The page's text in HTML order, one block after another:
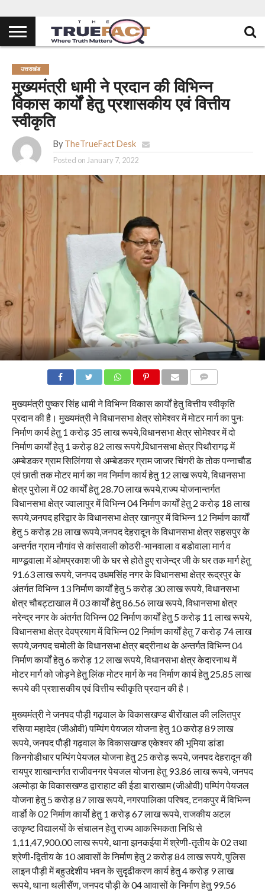
उत्तराखंड
मुख्यमंत्री धामी ने प्रदान की विभिन्न
विकास कार्यों हेतु प्रशासकीय एवं वित्तीय
स्वीकृति
By TheTrueFact Desk
Posted on January 7, 2022
मुख्यमंत्री पुष्कर सिंह धामी ने विभिन्न विकास कार्यों हेतु वित्तीय स्वीकृति
प्रदान की है। मुख्यमंत्री ने विधानसभा क्षेत्र सोमेश्वर में मोटर मार्ग का पुनः
निर्माण कार्य हेतु 1 करोड़ 35 लाख रूपये,विधानसभा क्षेत्र सोमेश्वर में दो
निर्माण कार्यों हेतु 1 करोड़ 82 लाख रूपये,विधानसभा क्षेत्र पिथौरागढ़ में
अम्बेडकर ग्राम सिलिंगया से अम्बेडकर ग्राम जाजर चिंगरी के तोक पन्नाचौड
एवं छाती तक मोटर मार्ग का नव निर्माण कार्य हेतु 12 लाख रूपये, विधानसभा
क्षेत्र पुरोला में 02 कार्यों हेतु 28.70 लाख रूपये,राज्य योजनान्तर्गत
विधानसभा क्षेत्र ज्वालापुर में विभिन्न 04 निर्माण कार्यों हेतु 2 करोड़ 18 लाख
रूपये,जनपद हरिद्वार के विधानसभा क्षेत्र खानपुर में विभिन्न 12 निर्माण कार्यों
हेतु 5 करोड़ 28 लाख रूपये,जनपद देहरादून के विधानसभा क्षेत्र सहसपुर के
अन्तर्गत ग्राम नौगांव से कांसवाली कोठरी-भानवाला व बडोवाला मार्ग व
माण्डूवाला में ओमप्रकाश जी के घर से होते हुए राजेन्द्र जी के घर तक मार्ग हेतु
91.63 लाख रूपये, जनपद उधमसिंह नगर के विधानसभा क्षेत्र रूद्रपुर के
अंतर्गत विभिन्न 13 निर्माण कार्यों हेतु 5 करोड़ 30 लाख रूपये, विधानसभा
क्षेत्र चौबट्टाखाल में 03 कार्यों हेतु 86.56 लाख रूपये, विधानसभा क्षेत्र
नरेन्द्र नगर के अंतर्गत विभिन्न 02 निर्माण कार्यों हेतु 5 करोड़ 11 लाख रूपये,
विधानसभा क्षेत्र देवप्रयाग में विभिन्न 02 निर्माण कार्यों हेतु 7 करोड़ 74 लाख
रूपये,जनपद चमोली के विधानसभा क्षेत्र बद्रीनाथ के अन्तर्गत विभिन्न 04
निर्माण कार्यों हेतु 6 करोड़ 12 लाख रूपये, विधानसभा क्षेत्र केदारनाथ में
मोटर मार्ग को जोड़ने हेतु लिंक मोटर मार्ग के नव निर्माण कार्य हेतु 25.85 लाख
रूपये की प्रशासकीय एवं वित्तीय स्वीकृति प्रदान की है।
मुख्यमंत्री ने जनपद पौड़ी गढ़वाल के विकासखण्ड बीरोंखाल की ललितपुर
रसिया महादेव (जीओवी) पम्पिंग पेयजल योजना हेतु 10 करोड़ 89 लाख
रूपये, जनपद पौड़ी गढ़वाल के विकासखण्ड एकेश्वर की भूमिया डांडा
किनगोडीधार पम्पिंग पेयजल योजना हेतु 25 करोड़ रूपये, जनपद देहरादून की
रायपुर शाखान्तर्गत राजीवनगर पेयजल योजना हेतु 93.86 लाख रूपये, जनपद
अल्मोड़ा के विकासखण्ड द्वाराहाट की ईडा बाराखाम (जीओवी) पम्पिंग पेयजल
योजना हेतु 5 करोड़ 87 लाख रूपये, नगरपालिका परिषद, टनकपुर में विभिन्न
वार्डो के 02 निर्माण कार्यो हेतु 1 करोड़ 67 लाख रूपये, राजकीय अटल
उत्कृष्ट विद्यालयों के संचालन हेतु राज्य आकस्मिकता निधि से
1,11,47,900.00 लाख रूपये, थाना झनकईया में श्रेणी-तृतीय के 02 तथा
श्रेणी-द्वितीय के 10 आवासों के निर्माण हेतु 2 करोड़ 84 लाख रूपये, पुलिस
लाइन पौड़ी में बहुउद्देशीय भवन के सुदृढीकरण कार्य हेतु 4 करोड़ 9 लाख
रूपये, थाना थलीसैंण, जनपद पौड़ी के 04 आवासों के निर्माण हेतु 99.56